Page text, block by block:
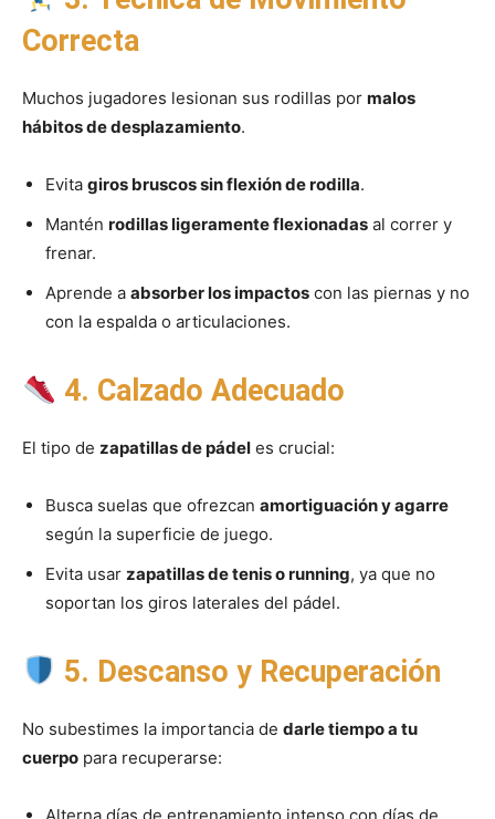
Correcta
Muchos jugadores lesionan sus rodillas por malos
hábitos de desplazamiento.
Evita giros bruscos sin flexión de rodilla.
Mantén rodillas ligeramente flexionadas al correr y
frenar.
Aprende a absorber los impactos con las piernas y no
con la espalda o articulaciones.
4. Calzado Adecuado
El tipo de zapatillas de pádel es crucial:
Busca suelas que ofrezcan amortiguación y agarre
según la superficie de juego.
Evita usar zapatillas de tenis o running, ya que no
soportan los giros laterales del pádel.
5. Descanso y Recuperación
No subestimes la importancia de darle tiempo a tu
cuerpo para recuperarse: